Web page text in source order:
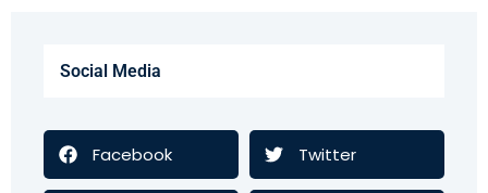
Social Media
Facebook Twitter